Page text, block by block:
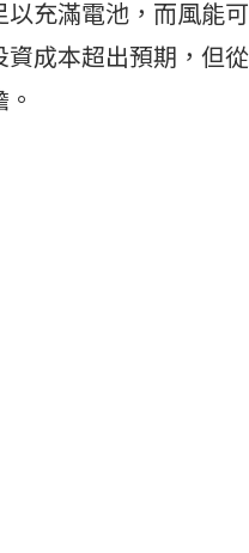
充滿電池，而風能
資成本超出預期，但